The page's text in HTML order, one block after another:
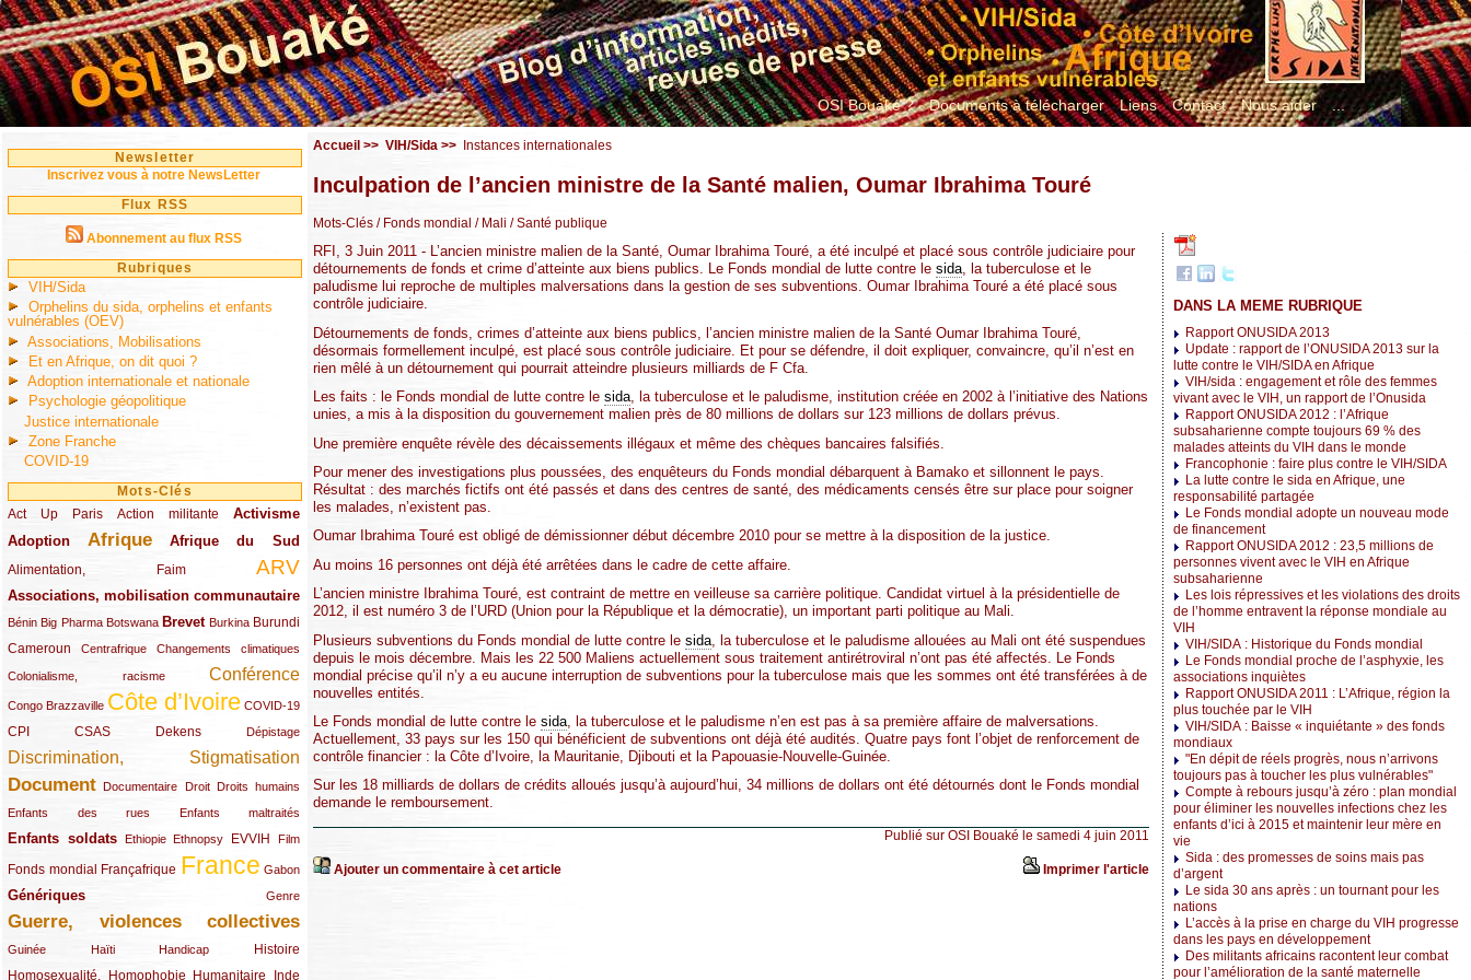
OSI Bouaké ? Documents à télécharger Liens Contact Nous aider ...
Newsletter
Inscrivez vous à notre NewsLetter
Flux RSS
Abonnement au flux RSS
Rubriques
VIH/Sida
Orphelins du sida, orphelins et enfants
vulnérables (OEV)
Associations, Mobilisations
Et en Afrique, on dit quoi ?
Adoption internationale et nationale
Psychologie géopolitique
Justice internationale
Zone Franche
COVID-19
Mots-Clés
Act Up Paris
(49/289) Action militante
(32/289) Activisme
(73/289)
Adoption
(82/289) Afrique
(161/289) Afrique du Sud
(73/289)
Alimentation, Faim
(48/289) ARV
(203/289)
Associations, mobilisation communautaire
(65/289)
Bénin
(13/289)Big Pharma
(16/289) Botswana
(9/289) Brevet
(83/289) Burkina
(18/289) Burundi
(30/289)
Cameroun
(47/289) Centrafrique
(23/289) Changements climatiques
(10/289)
Colonialisme, racisme
(19/289) Conférence
(118/289)
Congo Brazzaville
(24/289) Côte d’Ivoire
(263/289) COVID-19
(13/289)
CPI
(48/289) CSAS
(32/289) Dekens
(29/289) Dépistage
(19/289)
Discrimination, Stigmatisation
(131/289)
Document
(145/289) Documentaire
(9/289) Droit
(20/289) Droits humains
(22/289)
Enfants des rues
(21/289) Enfants maltraités
(10/289)
Enfants soldats
(68/289) Ethiopie
(12/289) Ethnopsy
(15/289) EVVIH
(55/289) Film
(22/289)
Fonds mondial
(48/289) Françafrique
(39/289) France
(289/289) Gabon
(12/289)
Génériques
(59/289) Genre
(22/289)
Guerre, violences collectives
(149/289)
Guinée
(12/289) Haïti
(15/289) Handicap
(10/289) Histoire
(49/289)
Homosexualité, Homophobie
(44/289) Humanitaire
(47/289) Inde
(34/289)
Accueil >> VIH/Sida >> Instances internationales
Inculpation de l’ancien ministre de la Santé malien, Oumar Ibrahima Touré
Mots-Clés / Fonds mondial / Mali / Santé publique
RFI, 3 Juin 2011 - L’ancien ministre malien de la Santé, Oumar Ibrahima Touré, a été inculpé et placé sous contrôle judiciaire pour
détournements de fonds et crime d’atteinte aux biens publics. Le Fonds mondial de lutte contre le sida, la tuberculose et le
paludisme lui reproche de multiples malversations dans la gestion de ses subventions. Oumar Ibrahima Touré a été placé sous
contrôle judiciaire.
Détournements de fonds, crimes d’atteinte aux biens publics, l’ancien ministre malien de la Santé Oumar Ibrahima Touré,
désormais formellement inculpé, est placé sous contrôle judiciaire. Et pour se défendre, il doit expliquer, convaincre, qu’il n’est en
rien mêlé à un détournement qui pourrait atteindre plusieurs milliards de F Cfa.
Les faits : le Fonds mondial de lutte contre le sida, la tuberculose et le paludisme, institution créée en 2002 à l’initiative des Nations
unies, a mis à la disposition du gouvernement malien près de 80 millions de dollars sur 123 millions de dollars prévus.
Une première enquête révèle des décaissements illégaux et même des chèques bancaires falsifiés.
Pour mener des investigations plus poussées, des enquêteurs du Fonds mondial débarquent à Bamako et sillonnent le pays.
Résultat : des marchés fictifs ont été passés et dans des centres de santé, des médicaments censés être sur place pour soigner
les malades, n’existent pas.
Oumar Ibrahima Touré est obligé de démissionner début décembre 2010 pour se mettre à la disposition de la justice.
Au moins 16 personnes ont déjà été arrêtées dans le cadre de cette affaire.
L’ancien ministre Ibrahima Touré, est contraint de mettre en veilleuse sa carrière politique. Candidat virtuel à la présidentielle de
2012, il est numéro 3 de l’URD (Union pour la République et la démocratie), un important parti politique au Mali.
Plusieurs subventions du Fonds mondial de lutte contre le sida , la tuberculose et le paludisme allouées au Mali ont été suspendues
depuis le mois décembre. Mais les 22 500 Maliens actuellement sous traitement antirétroviral n’ont pas été affectés. Le Fonds
mondial précise qu’il n’y a eu aucune interruption de subventions pour la tuberculose mais que les sommes ont été transférées à de
nouvelles entités.
Le Fonds mondial de lutte contre le sida , la tuberculose et le paludisme n’en est pas à sa première affaire de malversations.
Actuellement, 33 pays sur les 150 qui bénéficient de subventions ont déjà été audités. Quatre pays font l’objet de renforcement de
contrôle financier : la Côte d’Ivoire, la Mauritanie, Djibouti et la Papouasie-Nouvelle-Guinée.
Sur les 18 milliards de dollars de crédits alloués jusqu’à aujourd’hui, 34 millions de dollars ont été détournés dont le Fonds mondial
demande le remboursement.
Publié sur OSI Bouaké le samedi 4 juin 2011
Ajouter un commentaire à cet article Imprimer l'article
DANS LA MEME RUBRIQUE
Rapport ONUSIDA 2013
Update : rapport de l’ONUSIDA 2013 sur la
lutte contre le VIH/SIDA en Afrique
VIH/sida : engagement et rôle des femmes
vivant avec le VIH, un rapport de l’Onusida
Rapport ONUSIDA 2012 : l’Afrique
subsaharienne compte toujours 69 % des
malades atteints du VIH dans le monde
Francophonie : faire plus contre le VIH/SIDA
La lutte contre le sida en Afrique, une
responsabilité partagée
Le Fonds mondial adopte un nouveau mode
de financement
Rapport ONUSIDA 2012 : 23,5 millions de
personnes vivent avec le VIH en Afrique
subsaharienne
Les lois répressives et les violations des droits
de l’homme entravent la réponse mondiale au
VIH
VIH/SIDA : Historique du Fonds mondial
Le Fonds mondial proche de l’asphyxie, les
associations inquiètes
Rapport ONUSIDA 2011 : L’Afrique, région la
plus touchée par le VIH
VIH/SIDA : Baisse « inquiétante » des fonds
mondiaux
"En dépit de réels progrès, nous n’arrivons
toujours pas à toucher les plus vulnérables"
Compte à rebours jusqu’à zéro : plan mondial
pour éliminer les nouvelles infections chez les
enfants d’ici à 2015 et maintenir leur mère en
vie
Sida : des promesses de soins mais pas
d’argent
Le sida 30 ans après : un tournant pour les
nations
L’accès à la prise en charge du VIH progresse
dans les pays en développement
Des militants africains racontent leur combat
pour l’amélioration de la santé maternelle